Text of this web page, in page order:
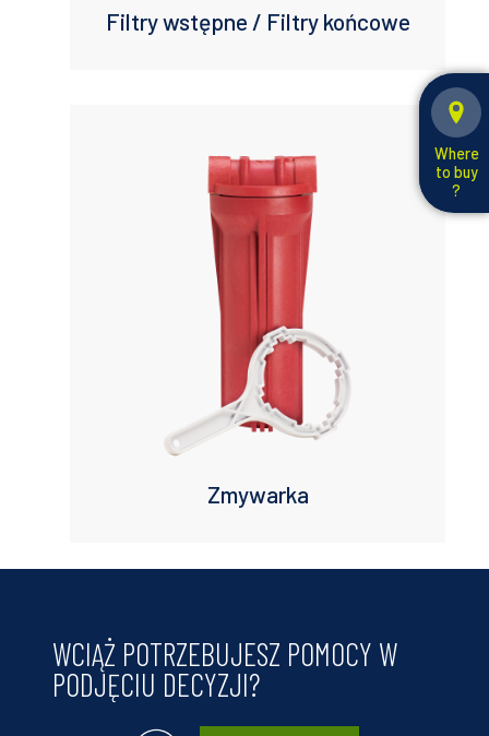
Filtry wstępne / Filtry końcowe
Zmywarka
Where
to buy
?
WCIĄŻ POTRZEBUJESZ POMOCY W
PODJĘCIU DECYZJI?